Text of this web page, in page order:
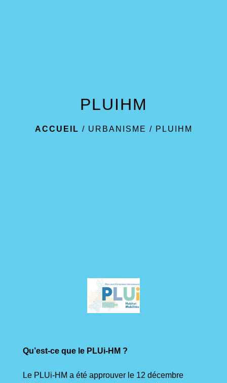
PLUIHM
ACCUEIL / URBANISME / PLUIHM
Qu’est-ce que le PLUi-HM ?
Le PLUi-HM a été approuver le 12 décembre